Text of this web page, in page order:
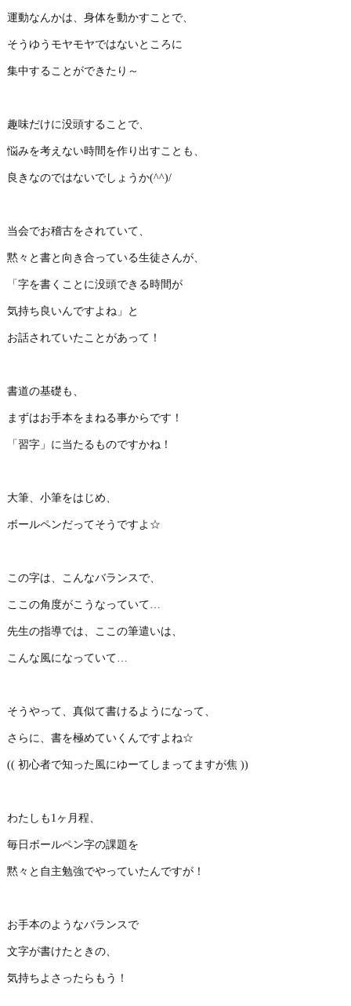
運動なんかは、身体を動かすことで、
そうゆうモヤモヤではないところに
集中することができたり～
趣味だけに没頭することで、
悩みを考えない時間を作り出すことも、
良きなのではないでしょうか(^^)/
当会でお稽古をされていて、
黙々と書と向き合っている生徒さんが、
「字を書くことに没頭できる時間が
気持ち良いんですよね」と
お話されていたことがあって！
書道の基礎も、
まずはお手本をまねる事からです！
「習字」に当たるものですかね！
大筆、小筆をはじめ、
ボールペンだってそうですよ☆
この字は、こんなバランスで、
ここの角度がこうなっていて…
先生の指導では、ここの筆遣いは、
こんな風になっていて…
そうやって、真似て書けるようになって、
さらに、書を極めていくんですよね☆
(( 初心者で知った風にゆーてしまってますが焦 ))
わたしも1ヶ月程、
毎日ボールペン字の課題を
黙々と自主勉強でやっていたんですが！
お手本のようなバランスで
文字が書けたときの、
気持ちよさったらもう！